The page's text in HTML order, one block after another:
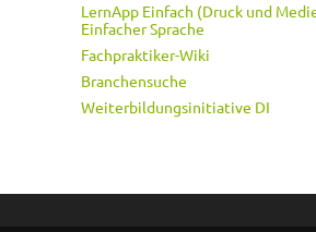
LernApp Einfach (Druck und
Einfacher Sprache
Fachpraktiker-Wiki
Branchensuche
Weiterbildungsinitiative DI